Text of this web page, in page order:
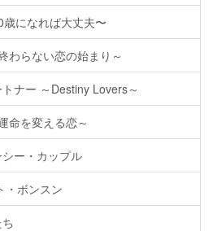
になれば大丈夫〜
わらない恋の始まり～
ナー ～Destiny Lovers～
命を変える恋～
ー・カップル
・ボンスン